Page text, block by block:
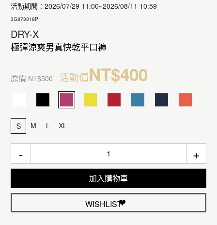
活動期間：2026/07/29 11:00~2026/08/11 10:59
3G873318P
DRY-X
極彈涼爽男真快乾平口褲
原價NT$500 活動價NT$400
S M L XL
- +
加入購物車
WISHLIST